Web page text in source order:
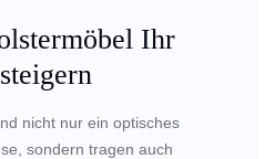
Ihr
nicht nur ein optisches
sondern tragen auch